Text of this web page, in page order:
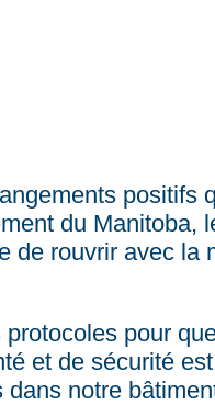
positifs
du Manitoba,
de rouvrir avec la
pour
et de sécurité
dans notre